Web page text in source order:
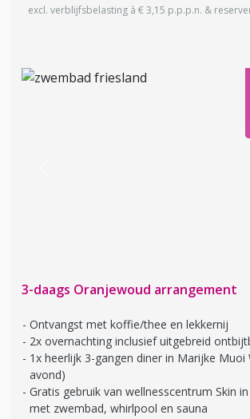
excl. verblijfsbelasting à € 3,15 p.p.p.n. &
3-daags Oranjewoud arrangement
Ontvangst met koffie/thee en lekkernij
2x overnachting inclusief uitgebreid
1x heerlijk 3-gangen diner in Marijke Muoi
avond)
Gratis gebruik van wellnesscentrum Skin
met zwembad, whirlpool en sauna